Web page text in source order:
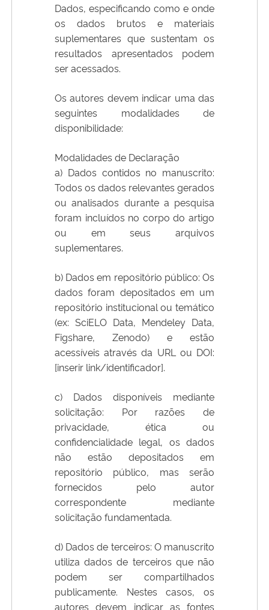
Dados, especificando como e onde
os dados brutos e materiais
suplementares que sustentam os
resultados apresentados podem
ser acessados.
Os autores devem indicar uma das
seguintes modalidades de
disponibilidade:
Modalidades de Declaração
a) Dados contidos no manuscrito:
Todos os dados relevantes gerados
ou analisados durante a pesquisa
foram incluídos no corpo do artigo
ou em seus arquivos
suplementares.
b) Dados em repositório público: Os
dados foram depositados em um
repositório institucional ou temático
(ex: SciELO Data, Mendeley Data,
Figshare, Zenodo) e estão
acessíveis através da URL ou DOI:
[inserir link/identificador].
c) Dados disponíveis mediante
solicitação: Por razões de
privacidade, ética ou
confidencialidade legal, os dados
não estão depositados em
repositório público, mas serão
fornecidos pelo autor
correspondente mediante
solicitação fundamentada.
d) Dados de terceiros: O manuscrito
utiliza dados de terceiros que não
podem ser compartilhados
publicamente. Nestes casos, os
autores devem indicar as fontes